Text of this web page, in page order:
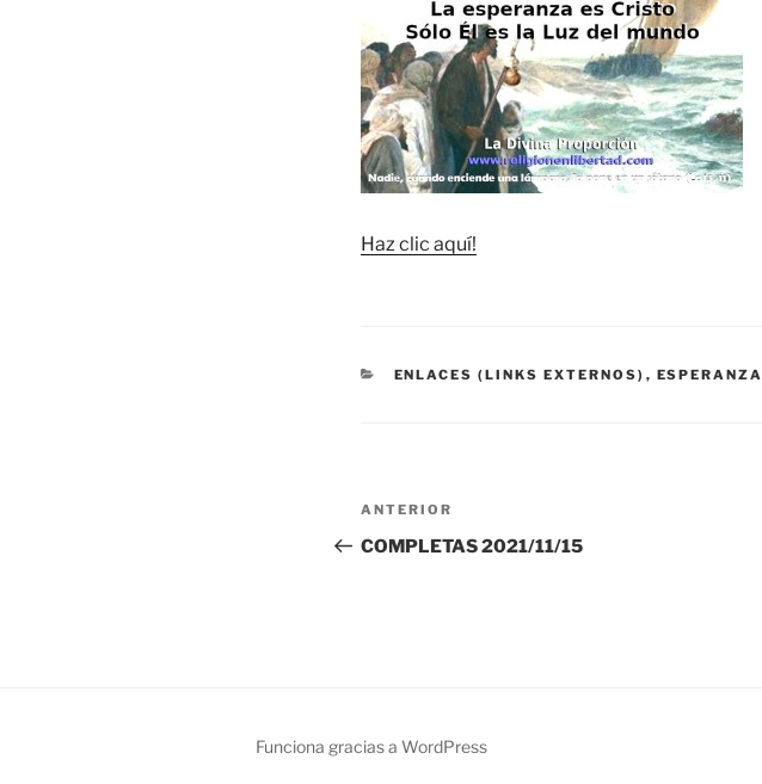
Haz clic aquí!
CATEGORÍAS
ENLACES (LINKS EXTERNOS) , ESPERANZA
Navegación
de
Entrada
anterior:
ANTERIOR
COMPLETAS 2021/11/15
Funciona gracias a WordPress